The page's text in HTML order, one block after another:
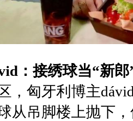
：接绣球当“新郎
，匈牙利博主
从吊脚楼上抛下